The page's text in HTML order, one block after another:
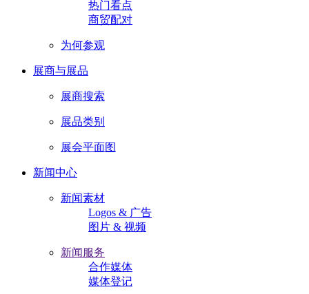
热门看点
商贸配对
为何参观
展商与展品
展商搜索
展品类别
展会平面图
新闻中心
新闻素材
Logos & 广告
图片 & 视频
新闻服务
合作媒体
媒体登记